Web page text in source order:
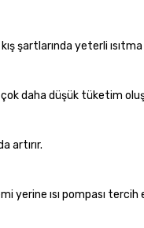
şartlarında yeterli
çok daha düşük tüketim
artırır.
yerine ısı pompası tercih